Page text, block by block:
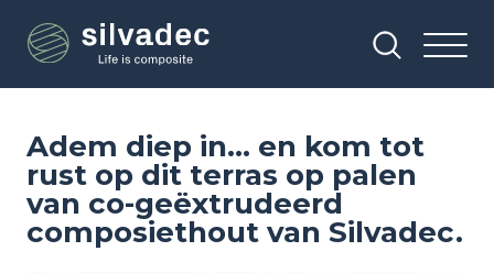
naar
Adem diep in... en kom tot
rust op dit terras op palen
van co-geëxtrudeerd
composiethout van Silvadec.